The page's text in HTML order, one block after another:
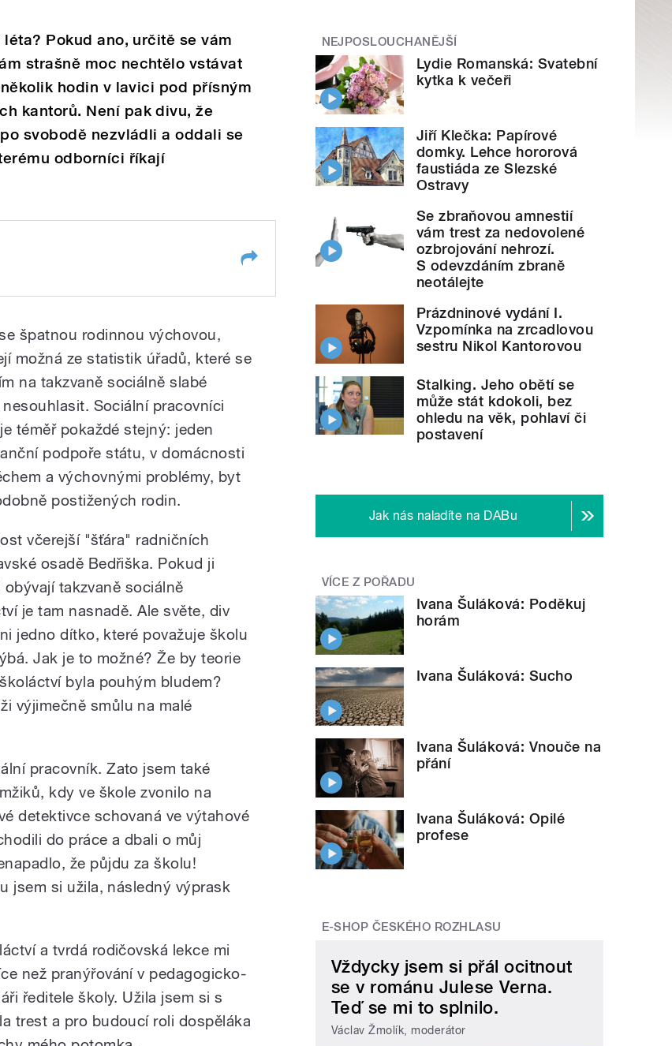
Pokud ano, určitě se vám
strašně moc nechtělo vstávat
hodin v lavici pod přísným
kantorů. Není pak divu, že
svobodě nezvládli a oddali se
odborníci říkají
špatnou rodinnou výchovou,
možná ze statistik úřadů, které se
na takzvaně sociálně slabé
Sociální pracovníci
téměř pokaždé stejný: jeden
podpoře státu, v domácnosti
a výchovnými problémy, byt
postižených rodin.
včerejší "šťára" radničních
osadě Bedřiška. Pokud ji
takzvaně sociálně
je tam nasnadě. Ale světe, div
jedno dítko, které považuje školu
Jak je to možné? Že by teorie
byla pouhým bludem?
výjimečně smůlu na malé
pracovník. Zato jsem také
kdy ve škole zvonilo na
detektivce schovaná ve výtahové
do práce a dbali o můj
že půjdu za školu!
jsem si užila, následný výprask
a tvrdá rodičovská lekce mi
než pranýřování v pedagogicko-
ředitele školy. Užila jsem si s
trest a pro budoucí roli dospěláka
NEJPOSLOUCHANĚJŠÍ
Lydie Romanská: Svatební
kytka k večeři
Jiří Klečka: Papírové
domky. Lehce hororová
faustiáda ze Slezské
Ostravy
Se zbraňovou amnestií
vám trest za nedovolené
ozbrojování nehrozí.
S odevzdáním zbraně
neotálejte
Prázdninové vydání I.
Vzpomínka na zrcadlovou
sestru Nikol Kantorovou
Stalking. Jeho obětí se
může stát kdokoli, bez
ohledu na věk, pohlaví či
postavení
Jak nás naladíte na DABu
VÍCE Z POŘADU
Ivana Šuláková: Poděkuj
horám
Ivana Šuláková: Sucho
Ivana Šuláková: Vnouče na
přání
Ivana Šuláková: Opilé
profese
E-SHOP ČESKÉHO ROZHLASU
Vždycky jsem si přál ocitnout
se v románu Julese Verna.
Teď se mi to splnilo.
Václav Žmolík, moderátor